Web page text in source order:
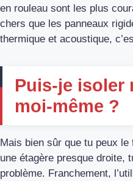
en rouleau sont les plus
chers que les panneaux
thermique et acoustique,
Puis-je isoler
moi-même ?
Mais bien sûr que tu peux
une étagère presque droite,
problème. Franchement,